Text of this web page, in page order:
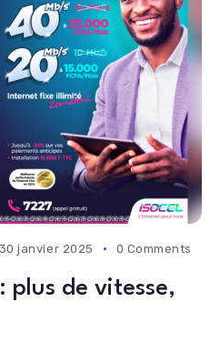
30 janvier 2025 0 Comments
plus de vitesse,